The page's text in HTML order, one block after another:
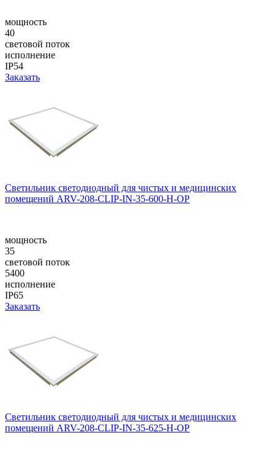
мощность
40
световой поток
исполнение
IP54
Заказать
Светильник светодиодный для чистых и медицинских
помещений ARV-208-CLIP-IN-35-600-H-OP
мощность
35
световой поток
5400
исполнение
IP65
Заказать
Светильник светодиодный для чистых и медицинских
помещений ARV-208-CLIP-IN-35-625-H-OP